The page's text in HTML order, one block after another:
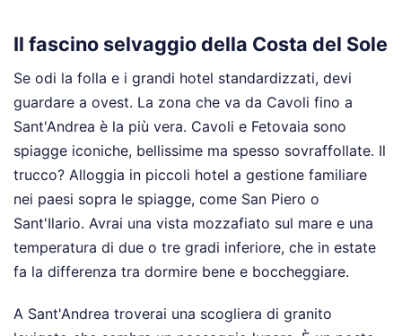
Il fascino selvaggio della Costa del Sole
Se odi la folla e i grandi hotel standardizzati, devi
guardare a ovest. La zona che va da Cavoli fino a
Sant'Andrea è la più vera. Cavoli e Fetovaia sono
spiagge iconiche, bellissime ma spesso sovraffollate. Il
trucco? Alloggia in piccoli hotel a gestione familiare
nei paesi sopra le spiagge, come San Piero o
Sant'Ilario. Avrai una vista mozzafiato sul mare e una
temperatura di due o tre gradi inferiore, che in estate
fa la differenza tra dormire bene e boccheggiare.
A Sant'Andrea troverai una scogliera di granito